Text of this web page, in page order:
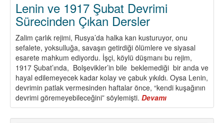
Lenin ve 1917 Şubat Devrimi
Sürecinden Çıkan Dersler
Zalim çarlık rejimi, Rusya’da halka kan kusturuyor, onu
sefalete, yoksulluğa, savaşın getirdiği ölümlere ve siyasal
esarete mahkum ediyordu. İşçi, köylü düşmanı bu rejim,
1917 Şubat’ında, Bolşevikler’in bile beklemediği bir anda ve
hayal edilemeyecek kadar kolay ve çabuk yıkıldı. Oysa Lenin,
devrimin patlak vermesinden haftalar önce, “kendi kuşağının
devrimi göremeyebileceğini” söylemişti. Devamı
Lenin
ve